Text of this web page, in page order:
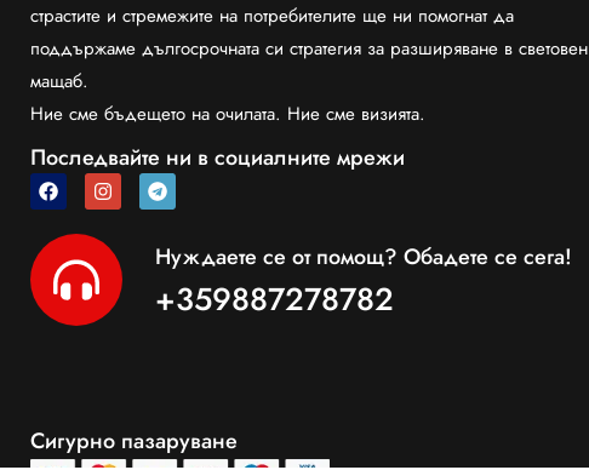
страстите и стремежите на потребителите ще ни помогнат да
поддържаме дългосрочната си стратегия за разширяване в световен
мащаб.
Ние сме бъдещето на очилата. Ние сме визията.
Последвайте ни в социалните мрежи
Нуждаете се от помощ? Обадете се сега!
+359887278782
Сигурно пазаруване